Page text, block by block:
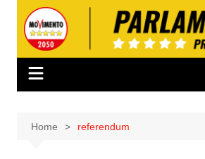
contenuto
Home referendum